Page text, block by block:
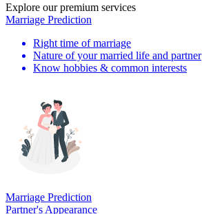
Explore our premium services
Marriage Prediction
Right time of marriage
Nature of your married life and partner
Know hobbies & common interests
Marriage Prediction
Partner's Appearance